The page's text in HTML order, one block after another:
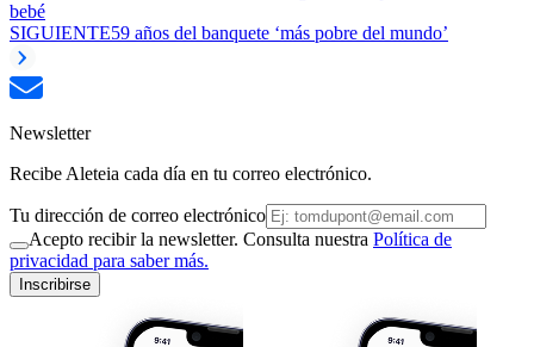
bebé
SIGUIENTE59 años del banquete ‘más pobre del mundo’
Newsletter
Recibe Aleteia cada día en tu correo electrónico.
Tu dirección de correo electrónico
Acepto recibir la newsletter. Consulta nuestra Política de
privacidad para saber más.
Inscribirse